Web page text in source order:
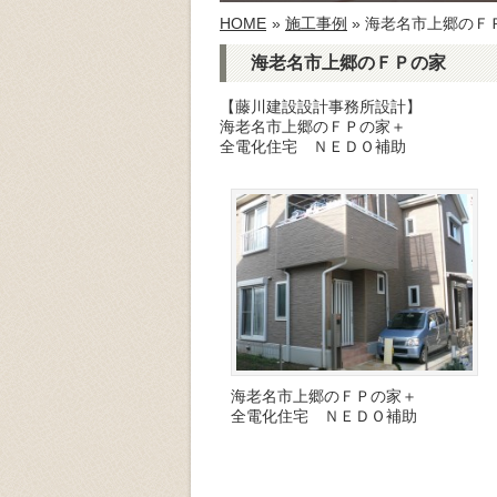
HOME » 施工事例 » 海老名市上郷のＦ
海老名市上郷のＦＰの家
【藤川建設設計事務所設計】
海老名市上郷のＦＰの家＋
全電化住宅 ＮＥＤＯ補助
海老名市上郷のＦＰの家＋
全電化住宅 ＮＥＤＯ補助